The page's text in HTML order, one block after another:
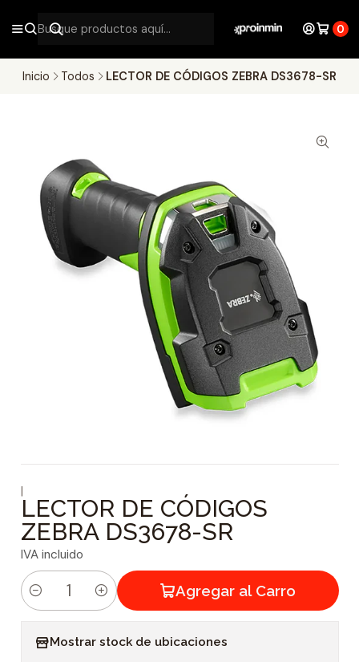
0
Inicio Todos LECTOR DE CÓDIGOS ZEBRA DS3678-SR
|
LECTOR DE CÓDIGOS
ZEBRA DS3678-SR
IVA incluido
C
Agregar al Carro
Mostrar stock de ubicaciones